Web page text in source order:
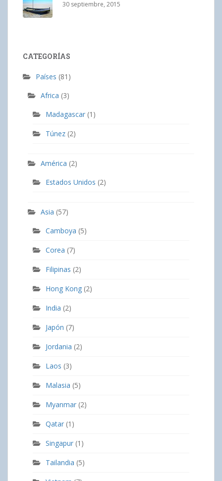
30 septiembre, 2015
CATEGORÍAS
Países (81)
Africa (3)
Madagascar (1)
Túnez (2)
América (2)
Estados Unidos (2)
Asia (57)
Camboya (5)
Corea (7)
Filipinas (2)
Hong Kong (2)
India (2)
Japón (7)
Jordania (2)
Laos (3)
Malasia (5)
Myanmar (2)
Qatar (1)
Singapur (1)
Tailandia (5)